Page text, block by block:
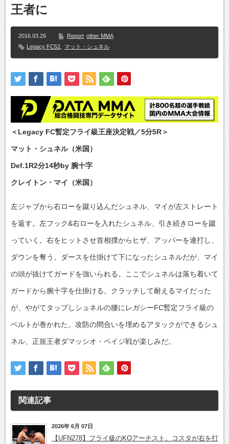
王者に
2016.03.26 Report other MMA
Legacy FC52
マット・シュネル
＜Legacy FC暫定フライ級王座決定戦／5分5R＞
マット・シュネル（米国）
Def.1R2分14秒by 腕十字
クレイトン・マイ（米国）
左ジャブから右ローを蹴り込んだシュネル、マイが左ストレート
を返す。左フック&右ローを入れたシュネル、引き続きローを蹴
っていく。右をヒットさせ首相撲からヒザ、アッパーを連打し、
ダウンを奪う。ダースを仕掛けて下になったシュネルだが、マイ
の頭が抜けてガードを強いられる。ここでシュネルは落ち着いて
ガードから腕十字を仕掛ける。クラッチして耐えるマイだった
が、やがてタップしシュネルの腰にレガシーFC暫定フライ級の
ベルトが巻かれた。攻防の間合いを埋めるアタックができるシュ
ネル、正規王者ダマッシオ・ペイジ戦が楽しみだ。
関連記事
2026年 6月 07日
【UFN278】フライ級のKOアーチスト。コスタが右を打